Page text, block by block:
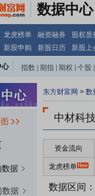
数据中心
龙虎榜单 融资融券 股权质
新股申购 新股日历 新股上
心 指数 期指 期权 个股
数据
数据
东方财富网 > 数
中材科
资金流向
龙虎榜单
数据区间：